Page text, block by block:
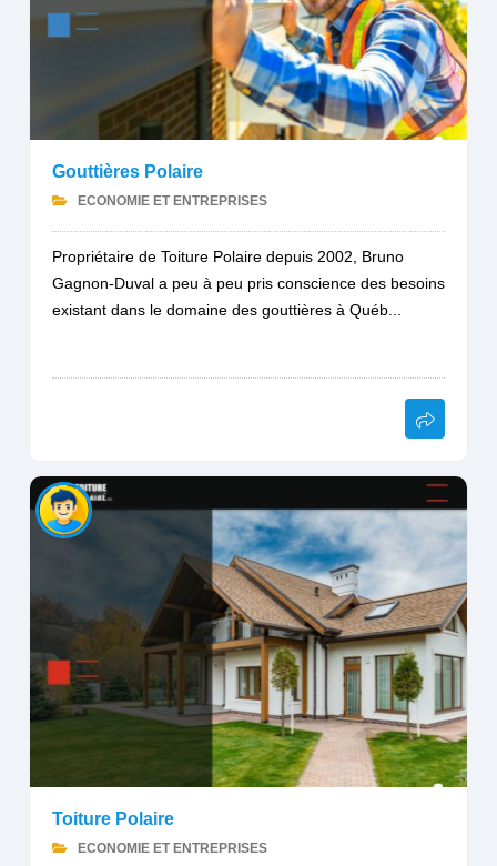
Gouttières Polaire
ECONOMIE ET ENTREPRISES
Propriétaire de Toiture Polaire depuis 2002, Bruno
Gagnon-Duval a peu à peu pris conscience des besoins
existant dans le domaine des gouttières à Québ...
Toiture Polaire
ECONOMIE ET ENTREPRISES